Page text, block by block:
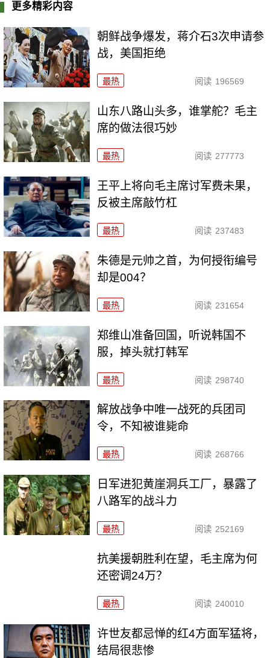
更多精彩内容
朝鲜战争爆发，蒋介石3次申请参
战，美国拒绝
最热 阅读 196569
山东八路山头多，谁掌舵？毛主
席的做法很巧妙
最热 阅读 277773
王平上将向毛主席讨军费未果，
反被主席敲竹杠
最热 阅读 237483
朱德是元帅之首，为何授衔编号
却是004？
最热 阅读 231654
郑维山准备回国，听说韩国不
服，掉头就打韩军
最热 阅读 298740
解放战争中唯一战死的兵团司
令，不知被谁毙命
最热 阅读 268766
日军进犯黄崖洞兵工厂，暴露了
八路军的战斗力
最热 阅读 252169
抗美援朝胜利在望，毛主席为何
还密调24万？
最热 阅读 240010
许世友都忌惮的红4方面军猛将，
结局很悲惨